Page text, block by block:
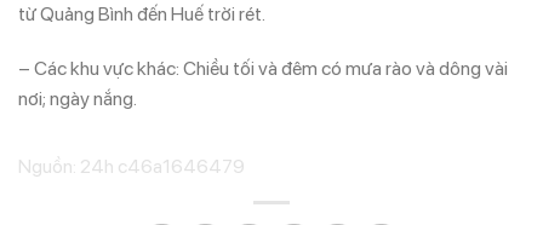
từ Quảng Bình đến Huế trời rét.
– Các khu vực khác: Chiều tối và đêm có mưa rào và dông vài
nơi; ngày nắng.
Nguồn: 24h c46a1646479